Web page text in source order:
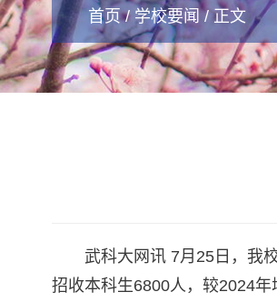
首页/ 学校要闻 / 正文
武科大网讯 7月25日，我
招收本科生6800人，较2024